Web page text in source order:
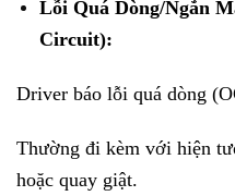
Lỗi Quá Dòng/Ngắn
Circuit):
Driver báo lỗi quá dòng
Thường đi kèm với hiện
hoặc quay giật.